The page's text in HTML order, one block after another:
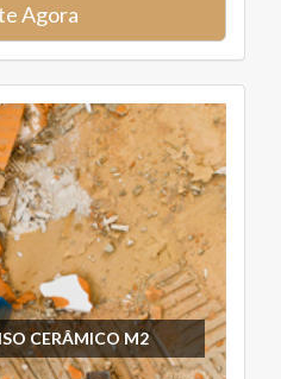
Agora
CERÂMICO M2